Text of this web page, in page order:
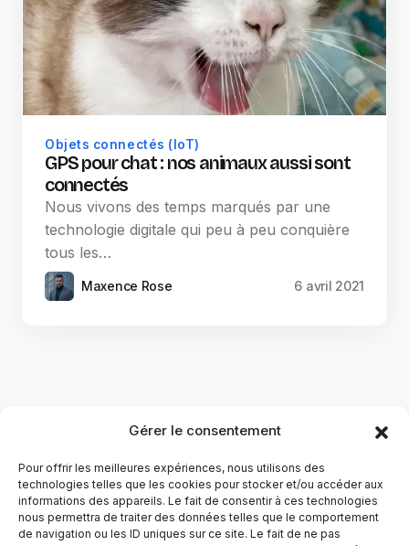
Gérer le consentement
Pour offrir les meilleures expériences, nous utilisons des
technologies telles que les cookies pour stocker et/ou accéder aux
informations des appareils. Le fait de consentir à ces technologies
nous permettra de traiter des données telles que le comportement
de navigation ou les ID uniques sur ce site. Le fait de ne pas
Objets connectés (IoT)
GPS pour chat : nos animaux aussi sont
connectés
Nous vivons des temps marqués par une
technologie digitale qui peu à peu conquière
tous les…
Maxence Rose 6 avril 2021